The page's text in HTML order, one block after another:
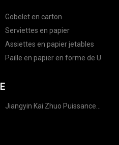
Gobelet en carton
Serviettes en papier
Assiettes en papier jetables
Paille en papier en forme de U
Jiangyin Kai Zhuo Puissance